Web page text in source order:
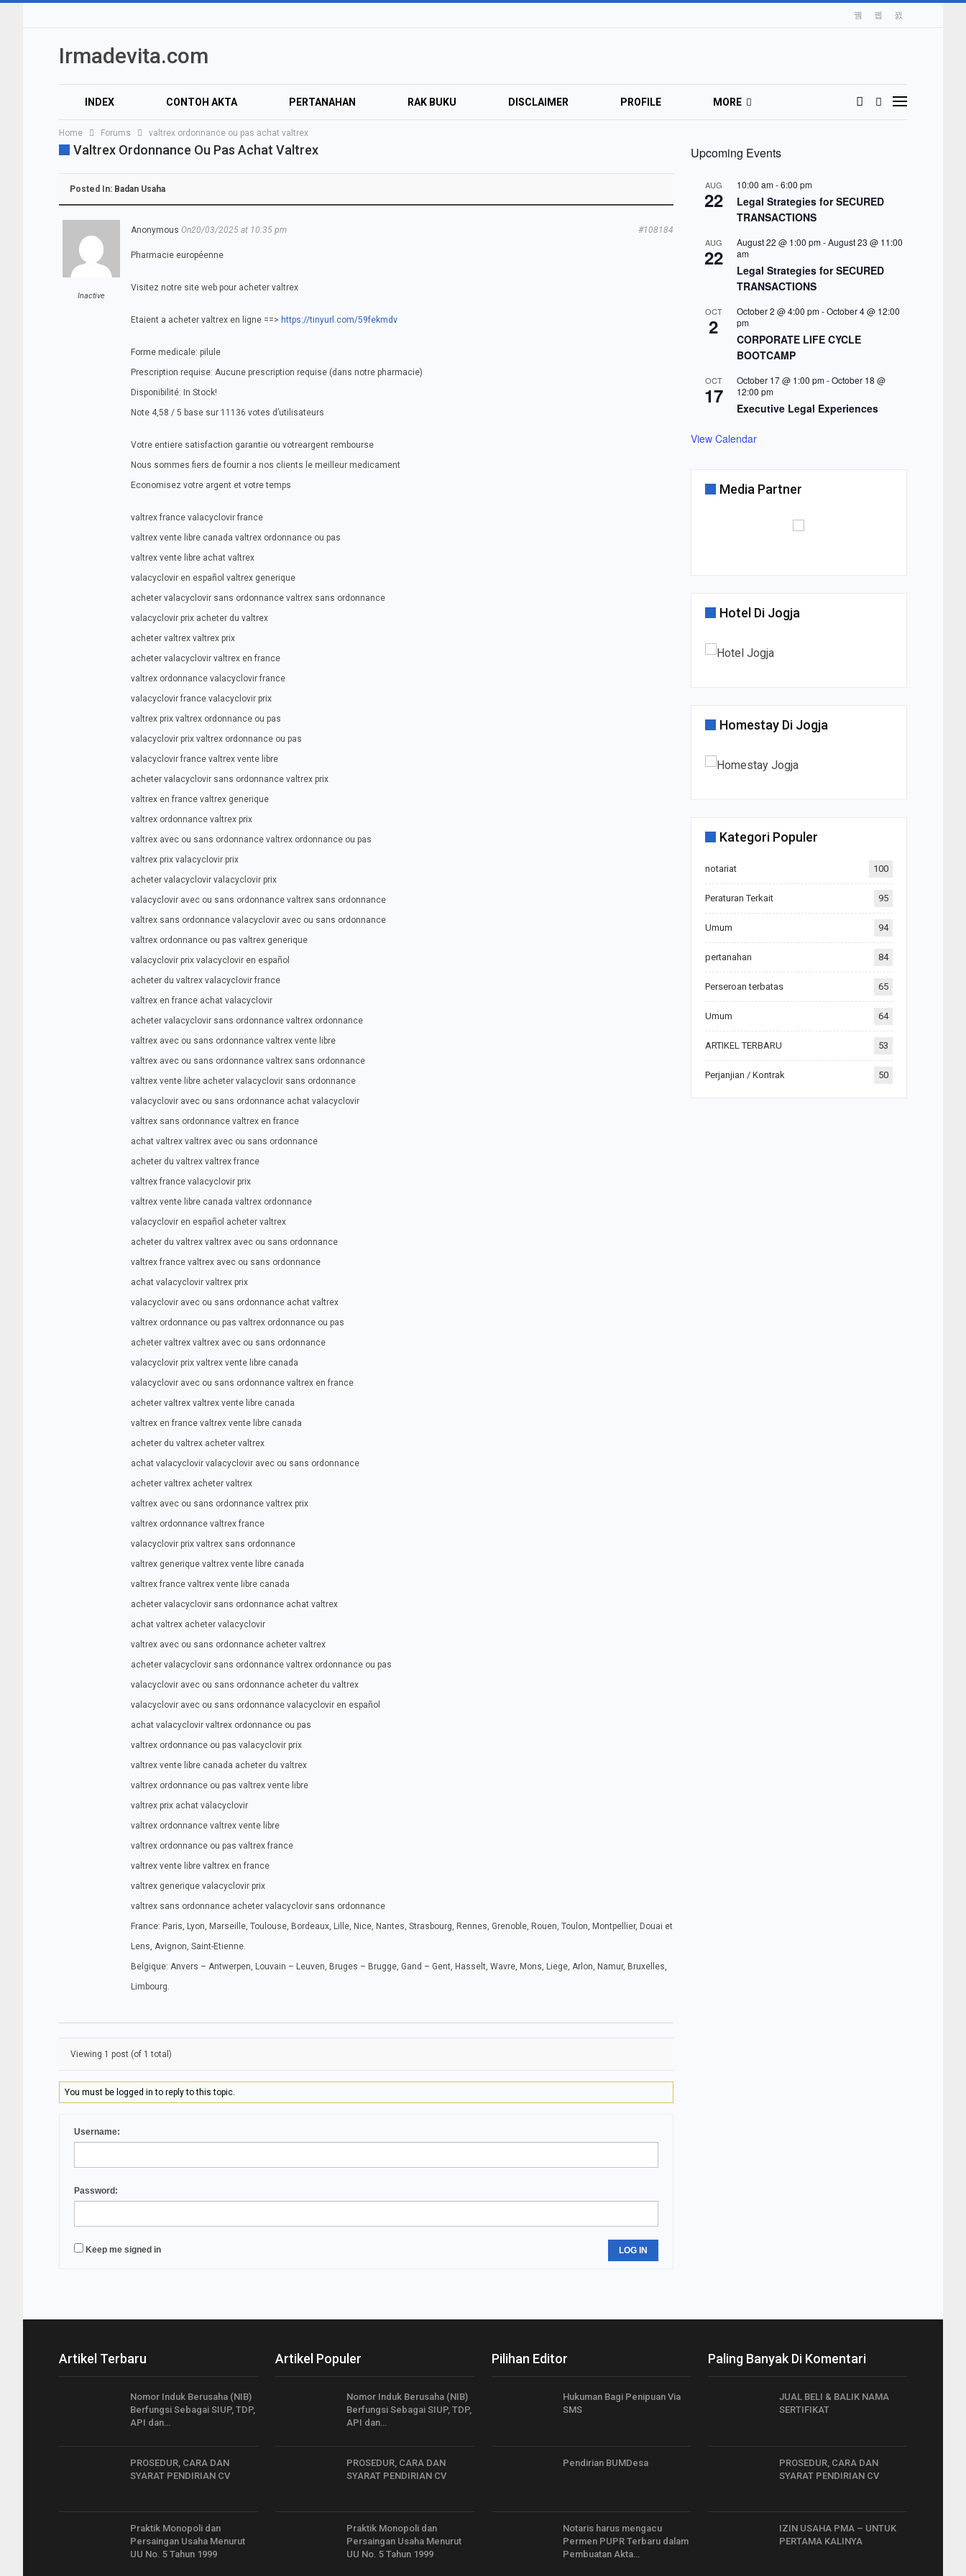
Irmadevita.com
INDEX CONTOH AKTA PERTANAHAN RAK BUKU DISCLAIMER PROFILE MORE
Home Forums valtrex ordonnance ou pas achat valtrex
Valtrex Ordonnance Ou Pas Achat Valtrex
Posted In: Badan Usaha
Inactive
Anonymous On20/03/2025 at 10:35 pm #108184
Pharmacie européenne
Visitez notre site web pour acheter valtrex
Etaient a acheter valtrex en ligne ==> https://tinyurl.com/59fekmdv
Forme medicale: pilule
Prescription requise: Aucune prescription requise (dans notre pharmacie)
Disponibilité: In Stock!
Note 4,58 / 5 base sur 11136 votes d’utilisateurs
Votre entiere satisfaction garantie ou votreargent rembourse
Nous sommes fiers de fournir a nos clients le meilleur medicament
Economisez votre argent et votre temps
valtrex france valacyclovir france
valtrex vente libre canada valtrex ordonnance ou pas
valtrex vente libre achat valtrex
valacyclovir en español valtrex generique
acheter valacyclovir sans ordonnance valtrex sans ordonnance
valacyclovir prix acheter du valtrex
acheter valtrex valtrex prix
acheter valacyclovir valtrex en france
valtrex ordonnance valacyclovir france
valacyclovir france valacyclovir prix
valtrex prix valtrex ordonnance ou pas
valacyclovir prix valtrex ordonnance ou pas
valacyclovir france valtrex vente libre
acheter valacyclovir sans ordonnance valtrex prix
valtrex en france valtrex generique
valtrex ordonnance valtrex prix
valtrex avec ou sans ordonnance valtrex ordonnance ou pas
valtrex prix valacyclovir prix
acheter valacyclovir valacyclovir prix
valacyclovir avec ou sans ordonnance valtrex sans ordonnance
valtrex sans ordonnance valacyclovir avec ou sans ordonnance
valtrex ordonnance ou pas valtrex generique
valacyclovir prix valacyclovir en español
acheter du valtrex valacyclovir france
valtrex en france achat valacyclovir
acheter valacyclovir sans ordonnance valtrex ordonnance
valtrex avec ou sans ordonnance valtrex vente libre
valtrex avec ou sans ordonnance valtrex sans ordonnance
valtrex vente libre acheter valacyclovir sans ordonnance
valacyclovir avec ou sans ordonnance achat valacyclovir
valtrex sans ordonnance valtrex en france
achat valtrex valtrex avec ou sans ordonnance
acheter du valtrex valtrex france
valtrex france valacyclovir prix
valtrex vente libre canada valtrex ordonnance
valacyclovir en español acheter valtrex
acheter du valtrex valtrex avec ou sans ordonnance
valtrex france valtrex avec ou sans ordonnance
achat valacyclovir valtrex prix
valacyclovir avec ou sans ordonnance achat valtrex
valtrex ordonnance ou pas valtrex ordonnance ou pas
acheter valtrex valtrex avec ou sans ordonnance
valacyclovir prix valtrex vente libre canada
valacyclovir avec ou sans ordonnance valtrex en france
acheter valtrex valtrex vente libre canada
valtrex en france valtrex vente libre canada
acheter du valtrex acheter valtrex
achat valacyclovir valacyclovir avec ou sans ordonnance
acheter valtrex acheter valtrex
valtrex avec ou sans ordonnance valtrex prix
valtrex ordonnance valtrex france
valacyclovir prix valtrex sans ordonnance
valtrex generique valtrex vente libre canada
valtrex france valtrex vente libre canada
acheter valacyclovir sans ordonnance achat valtrex
achat valtrex acheter valacyclovir
valtrex avec ou sans ordonnance acheter valtrex
acheter valacyclovir sans ordonnance valtrex ordonnance ou pas
valacyclovir avec ou sans ordonnance acheter du valtrex
valacyclovir avec ou sans ordonnance valacyclovir en español
achat valacyclovir valtrex ordonnance ou pas
valtrex ordonnance ou pas valacyclovir prix
valtrex vente libre canada acheter du valtrex
valtrex ordonnance ou pas valtrex vente libre
valtrex prix achat valacyclovir
valtrex ordonnance valtrex vente libre
valtrex ordonnance ou pas valtrex france
valtrex vente libre valtrex en france
valtrex generique valacyclovir prix
valtrex sans ordonnance acheter valacyclovir sans ordonnance
France: Paris, Lyon, Marseille, Toulouse, Bordeaux, Lille, Nice, Nantes, Strasbourg, Rennes, Grenoble, Rouen, Toulon, Montpellier, Douai et
Lens, Avignon, Saint-Etienne.
Belgique: Anvers – Antwerpen, Louvain – Leuven, Bruges – Brugge, Gand – Gent, Hasselt, Wavre, Mons, Liege, Arlon, Namur, Bruxelles,
Limbourg.
Viewing 1 post (of 1 total)
You must be logged in to reply to this topic.
Username:
Password:
Keep me signed in LOG IN
Upcoming Events
AUG
22
10:00 am-6:00 pm
Legal Strategies for SECURED
TRANSACTIONS
AUG
22
August 22 @ 1:00 pm-August 23 @ 11:00
am
Legal Strategies for SECURED
TRANSACTIONS
OCT
2
October 2 @ 4:00 pm-October 4 @ 12:00
pm
CORPORATE LIFE CYCLE
BOOTCAMP
OCT
17
October 17 @ 1:00 pm-October 18 @
12:00 pm
Executive Legal Experiences
View Calendar
Media Partner
Hotel Di Jogja
Homestay Di Jogja
Kategori Populer
notariat 100
Peraturan Terkait 95
Umum 94
pertanahan 84
Perseroan terbatas 65
Umum 64
ARTIKEL TERBARU 53
Perjanjian / Kontrak 50
Artikel Terbaru
Nomor Induk Berusaha (NIB)
Berfungsi Sebagai SIUP, TDP,
API dan…
PROSEDUR, CARA DAN
SYARAT PENDIRIAN CV
Praktik Monopoli dan
Persaingan Usaha Menurut
UU No. 5 Tahun 1999
Artikel Populer
Nomor Induk Berusaha (NIB)
Berfungsi Sebagai SIUP, TDP,
API dan…
PROSEDUR, CARA DAN
SYARAT PENDIRIAN CV
Praktik Monopoli dan
Persaingan Usaha Menurut
UU No. 5 Tahun 1999
Pilihan Editor
Hukuman Bagi Penipuan Via
SMS
Pendirian BUMDesa
Notaris harus mengacu
Permen PUPR Terbaru dalam
Pembuatan Akta…
Paling Banyak Di Komentari
JUAL BELI & BALIK NAMA
SERTIFIKAT
PROSEDUR, CARA DAN
SYARAT PENDIRIAN CV
IZIN USAHA PMA – UNTUK
PERTAMA KALINYA